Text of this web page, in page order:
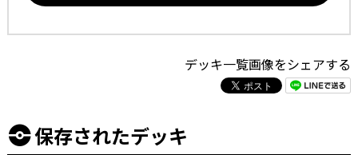
デッキ一覧画像をシェアする
保存されたデッキ